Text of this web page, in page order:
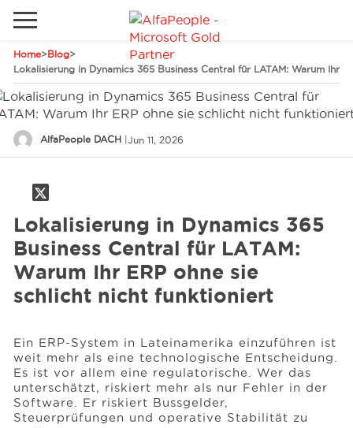
Home>Blog>
Lokalisierung in Dynamics 365 Business Central für LATAM: Warum Ihr
AlfaPeople DACH |Jun 11, 2026
Lokalisierung in Dynamics 365
Business Central für LATAM:
Warum Ihr ERP ohne sie
schlicht nicht funktioniert
Ein ERP-System in Lateinamerika einzuführen ist
weit mehr als eine technologische Entscheidung.
Es ist vor allem eine regulatorische. Wer das
unterschätzt, riskiert mehr als nur Fehler in der
Software. Er riskiert Bussgelder,
Steuerprüfungen und operative Stabilität zu
Industrie
Dienstleistungen
Kunden
Events
Telefon Email
Lokale Website
Global
Deutschland
Spanien